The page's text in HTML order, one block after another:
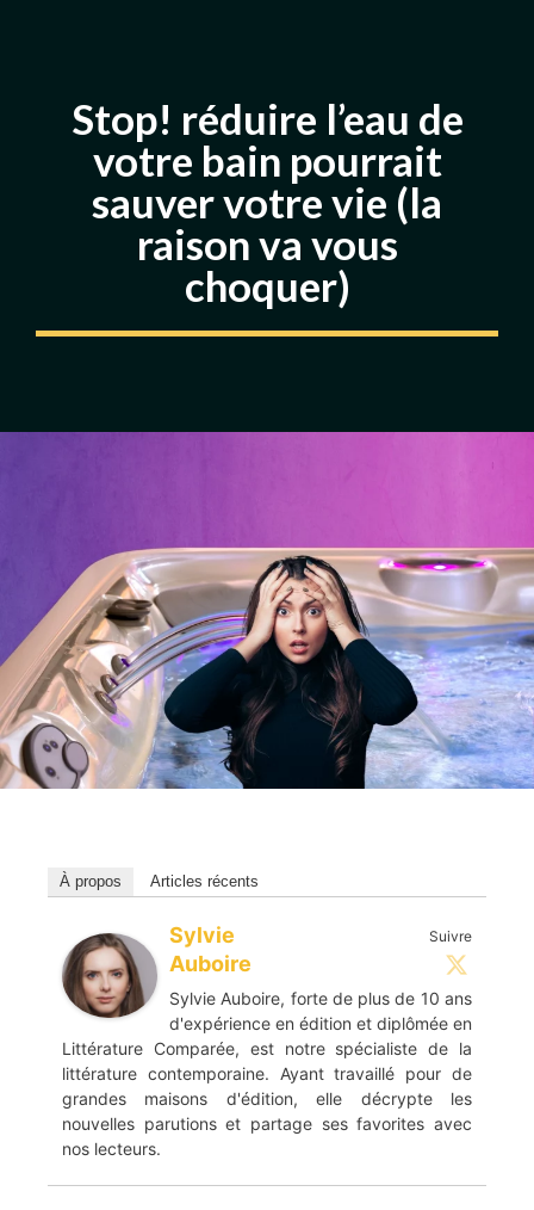
Stop! réduire l’eau de
votre bain pourrait
sauver votre vie (la
raison va vous
choquer)
À propos Articles récents
Suivre
Sylvie
Auboire
Sylvie Auboire, forte de plus de 10 ans
d'expérience en édition et diplômée en
Littérature Comparée, est notre spécialiste de la
littérature contemporaine. Ayant travaillé pour de
grandes maisons d'édition, elle décrypte les
nouvelles parutions et partage ses favorites avec
nos lecteurs.